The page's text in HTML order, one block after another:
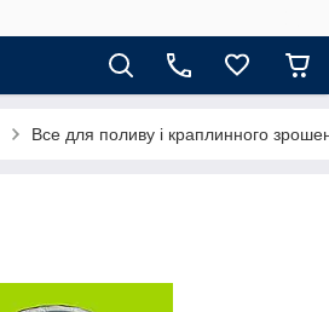
Все для поливу і краплинного